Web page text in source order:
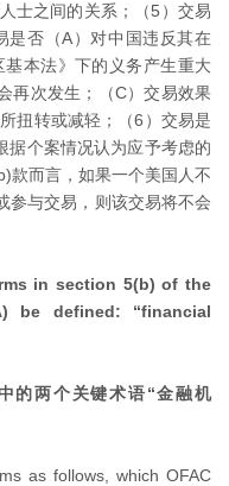
士之间的关系；（5）交易
是否（A）对中国违反其在
基本法》下的义务产生重大
再次发生；（C）交易效果
扭转或减轻；（6）交易是
据个案情况认为应予考虑的
款而言，如果一个美国人不
参与交易，则该交易将不会
in section 5(b) of the
be defined: “financial
的两个关键术语“金融机
as follows, which OFAC